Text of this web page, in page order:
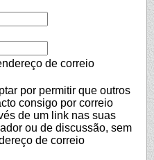
de correio
por permitir que outros
consigo por correio
de um link nas suas
ou de discussão, sem
de correio